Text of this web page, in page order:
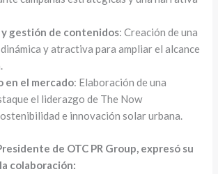
gestión de contenidos: Creación de una
y atractiva para ampliar el alcance
en el mercado: Elaboración de una
el liderazgo de The Now
e innovación solar urbana.
de OTC PR Group, expresó su
colaboración: